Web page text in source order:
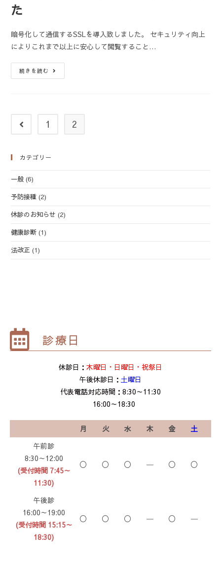
た
暗号化して通信するSSLを導入致しました。 セキュリティ向上
によりこれまで以上に安心して閲覧すること…
続きを読む
1 2
カテゴリー
一般 (6)
予防接種 (2)
休診のお知らせ (2)
健康診断 (1)
法改正 (1)
診療日
休診日： 木曜日・日曜日・祝祭日
午後休診日： 土曜日
代表電話対応時間：8:30～11:30
16:00～18:30
月 火 水 木 金
土
午前診
8:30～12:00
(受付時間 7:45～
11:30)
〇 〇 〇 ― 〇 〇
午後診
16:00～19:00
(受付時間 15:15～
18:30)
〇 〇 〇 ― 〇 ―